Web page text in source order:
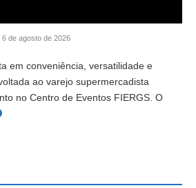
6 de agosto de 2026
em conveniência, versatilidade e
ao varejo supermercadista
no Centro de Eventos FIERGS. O